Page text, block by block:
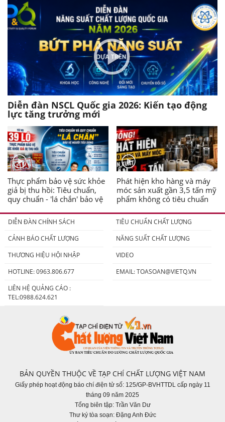
Diễn đàn NSCL Quốc gia 2026: Kiến tạo động
lực tăng trưởng mới
Thực phẩm bảo vệ sức khỏe
giả bị thu hồi: Tiêu chuẩn,
quy chuẩn - 'lá chắn' bảo vệ
Phát hiện kho hàng và máy
móc sản xuất gần 3,5 tấn mỹ
phẩm không có tiêu chuẩn
DIỄN ĐÀN CHÍNH SÁCH
TIÊU CHUẨN CHẤT LƯỢNG
CẢNH BÁO CHẤT LƯỢNG
NĂNG SUẤT CHẤT LƯỢNG
THƯƠNG HIỆU HỘI NHẬP
VIDEO
HOTLINE: 0963.806.677
EMAIL:TOASOAN@VIETQ.VN
LIÊN HỆ QUẢNG CÁO :
TEL:0988.624.621
BẢN QUYỀN THUỘC VỀ TẠP CHÍ CHẤT LƯỢNG VIỆT NAM
Giấy phép hoạt động báo chí điện tử số: 125/GP-BVHTTDL cấp ngày 11
tháng 09 năm 2025
Tổng biên tập: Trần Văn Dư
Thư ký tòa soạn: Đặng Anh Đức